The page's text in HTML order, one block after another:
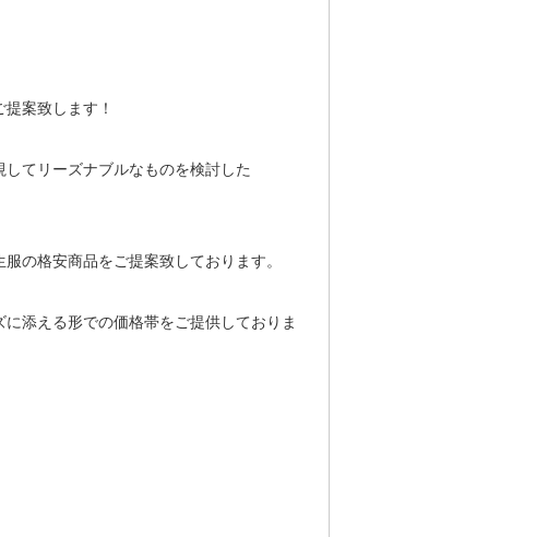
案致します！
てリーズナブルなものを検討した
の格安商品をご提案致しております。
添える形での価格帯をご提供しておりま